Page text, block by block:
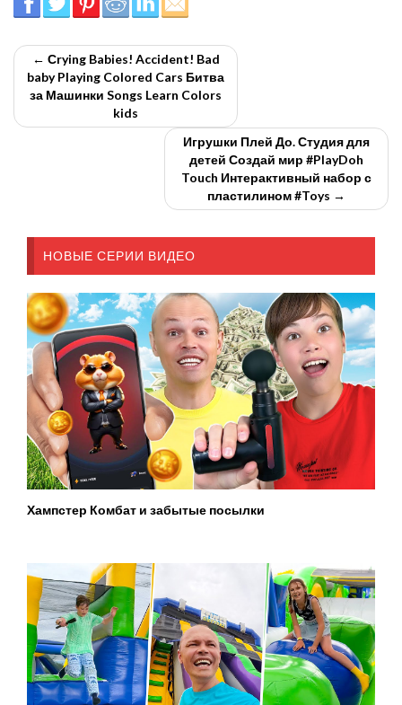
← Сrying Babies! Accident! Bad
baby Playing Colored Cars Битва
за Машинки Songs Learn Colors
kids
Игрушки Плей До. Студия для
детей Создай мир #PlayDoh
Touch Интерактивный набор с
пластилином #Toys →
НОВЫЕ СЕРИИ ВИДЕО
Хампстер Комбат и забытые посылки